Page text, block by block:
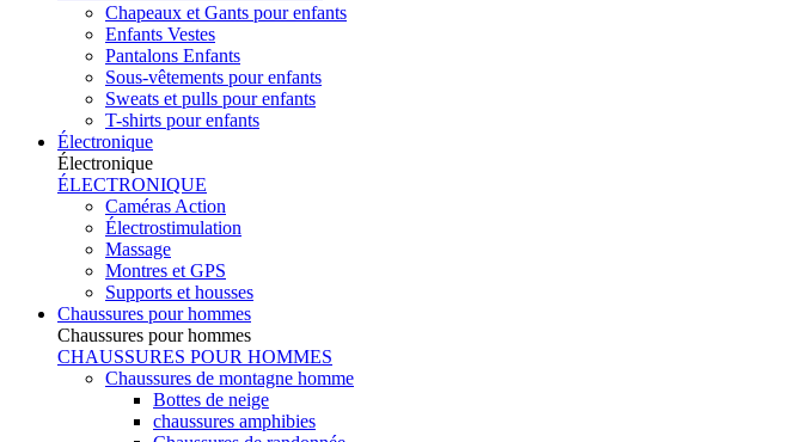
Chapeaux et Gants pour enfants
Enfants Vestes
Pantalons Enfants
Sous-vêtements pour enfants
Sweats et pulls pour enfants
T-shirts pour enfants
Électronique
Électronique
ÉLECTRONIQUE
Caméras Action
Électrostimulation
Massage
Montres et GPS
Supports et housses
Chaussures pour hommes
Chaussures pour hommes
CHAUSSURES POUR HOMMES
Chaussures de montagne homme
Bottes de neige
chaussures amphibies